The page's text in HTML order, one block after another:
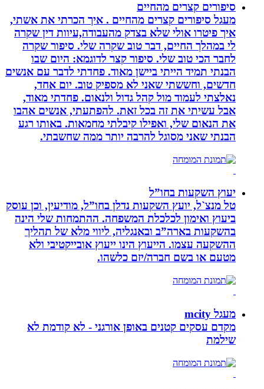
סיפורים קצרים מהחיים
מעגל סיפורים קצרים מהחיים . איך הכרתי את אשתי,
איך פיטרו אולי שלא בצדק מהעבודה,עיוות דין שקרה
לי במהלך החיים, דבר טוב שקרה שלי. סיפור שקרה
לחבר הכי טוב שלי. סיפור קצר לדוגמא: היום שבו
הבנתי תמיד הייתי ביישן מאוד. פחדתי לדבר עם אנשים
חדשים, וחששתי שאני לא מספיק טוב. יום אחד,
נאלצתי לעמוד מול קהל גדול ולנאום. פחדתי מאוד,
אבל עשיתי את זה בכל זאת. להפתעתי, אנשים אהבו
את הנאום שלי, ואפילו קיבלתי מחמאות. באותו רגע
הבנתי שאני מסוגל להרבה יותר ממה שחשבתי.
יעוץ השקעות בחו”ל
טל מנצ`ל, יועץ השקעות נדלן בחו”ל, מודיעין, וכן עוסק
ביעוץ ואימון לכלכלת המשפחה. ההתמחות שלי הינה
בהשקעות בארה”ב ובאנגליה, ליווי מלא של תהליך
ההשקעה עצמו. הייעוץ הינו ייעוץ אובייקטיבי ולא
מטעם או בשם חברה/יזם כלשהו.
מעגל mcity
מקדם עסקים קטנים באופן אורגני - לא קודמת לא
שילמת